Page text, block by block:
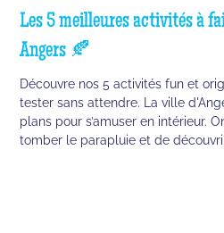
Les 5 meilleures activités à
Angers 🍂
Découvre nos 5 activités fun et
tester sans attendre. La ville
plans pour s’amuser en intérieur.
tomber le parapluie et de